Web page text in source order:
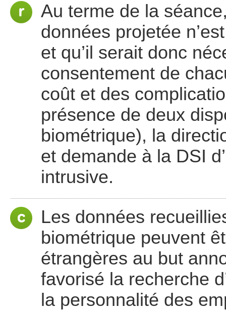
Au terme de la
données projetée
et qu’il serait donc
consentement de
coût et des
présence de deux
biométrique), la
et demande à la DSI
intrusive.
Les données
biométrique peuvent
étrangères au but
favorisé la recherche
la personnalité des